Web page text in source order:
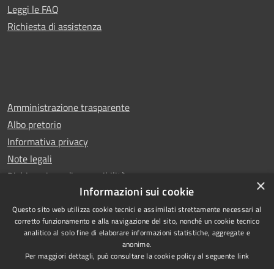
Leggi le FAQ
Richiesta di assistenza
Amministrazione trasparente
Albo pretorio
Informativa privacy
Note legali
Dichiarazione di accessibilità
RSS
Accessibilità
Copyright © 2025 Comune di
San Benedetto del Tronto
×
Informazioni sui cookie
Questo sito web utilizza cookie tecnici e assimilati strettamente necessari al
corretto funzionamento e alla navigazione del sito, nonché un cookie tecnico
analitico al solo fine di elaborare informazioni statistiche, aggregate e
anonime.
Per maggiori dettagli, può consultare la cookie policy al seguente link